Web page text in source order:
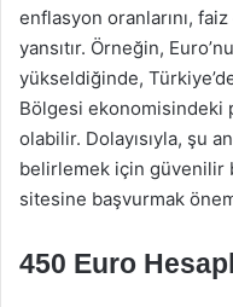
enflasyon oranlarını,
yansıtır. Örneğin,
yükseldiğinde,
Bölgesi ekonomisindeki
olabilir. Dolayısıyla, şu
belirlemek için güvenilir
sitesine başvurmak
450 Euro